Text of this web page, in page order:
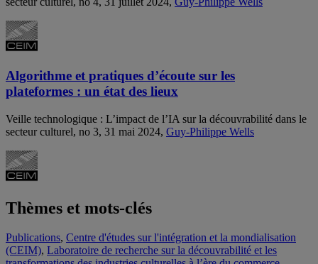
Algorithme et pratiques d’écoute sur les
plateformes : un état des lieux
Veille technologique : L’impact de l’IA sur la découvrabilité dans le
secteur culturel, no 3, 31 mai 2024, Guy-Philippe Wells
Thèmes et mots-clés
Publications, Centre d'études sur l'intégration et la mondialisation
(CEIM), Laboratoire de recherche sur la découvrabilité et les